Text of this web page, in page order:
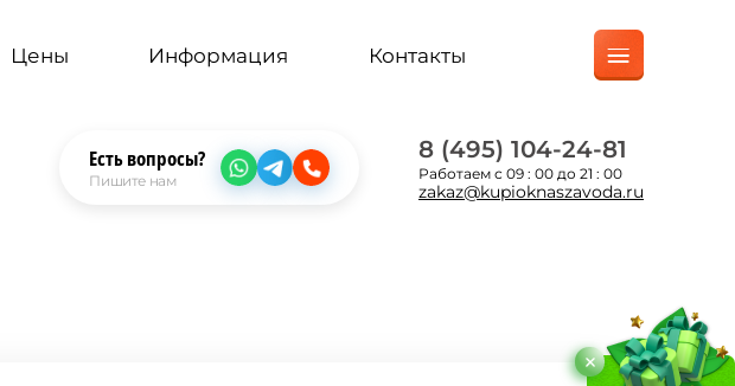
Цены Информация Контакты
Есть вопросы?
Пишите нам
8 (495) 104-24-81
Работаем с 09 : 00 до 21 : 00
zakaz@kupioknaszavoda.ru